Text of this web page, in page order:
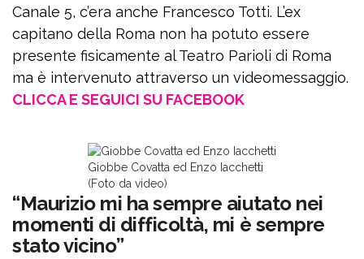
Canale 5, c’era anche Francesco Totti. L’ex
capitano della Roma non ha potuto essere
presente fisicamente al Teatro Parioli di Roma
ma è intervenuto attraverso un videomessaggio.
CLICCA E SEGUICI SU FACEBOOK
Giobbe Covatta ed Enzo Iacchetti
(Foto da video)
“Maurizio mi ha sempre aiutato nei
momenti di difficoltà, mi è sempre
stato vicino”